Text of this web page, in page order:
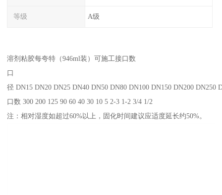
等级 A级
溶剂粘胶每夸特（946ml装）可施工接口数
口
径 DN15 DN20 DN25 DN40 DN50 DN80 DN100 DN150 DN200 DN250
口数 300 200 125 90 60 40 30 10 5 2-3 1-2 3/4 1/2
注：相对湿度如超过60%以上，固化时间建议应适度延长约50%。